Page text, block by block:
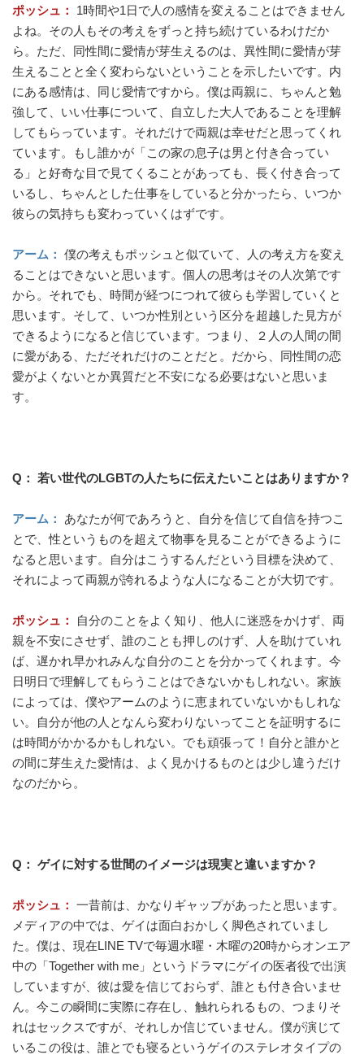
ポッシュ：
1時間や1日で人の感情を変えることはできません
よね。その人もその考えをずっと持ち続けているわけだか
ら。ただ、同性間に愛情が芽生えるのは、異性間に愛情が芽
生えることと全く変わらないということを示したいです。内
にある感情は、同じ愛情ですから。僕は両親に、ちゃんと勉
強して、いい仕事について、自立した大人であることを理解
してもらっています。それだけで両親は幸せだと思ってくれ
ています。もし誰かが「この家の息子は男と付き合ってい
る」と好奇な目で見てくることがあっても、長く付き合って
いるし、ちゃんとした仕事をしていると分かったら、いつか
彼らの気持ちも変わっていくはずです。
アーム： 僕の考えもポッシュと似ていて、人の考え方を変え
ることはできないと思います。個人の思考はその人次第です
から。それでも、時間が経つにつれて彼らも学習していくと
思います。そして、いつか性別という区分を超越した見方が
できるようになると信じています。つまり、２人の人間の間
に愛がある、ただそれだけのことだと。だから、同性間の恋
愛がよくないとか異質だと不安になる必要はないと思いま
す。
Q： 若い世代のLGBTの人たちに伝えたいことはありますか？
アーム：
あなたが何であろうと、自分を信じて自信を持つこ
とで、性というものを超えて物事を見ることができるように
なると思います。自分はこうするんだという目標を決めて、
それによって両親が誇れるような人になることが大切です。
ポッシュ：
自分のことをよく知り、他人に迷惑をかけず、両
親を不安にさせず、誰のことも押しのけず、人を助けていれ
ば、遅かれ早かれみんな自分のことを分かってくれます。今
日明日で理解してもらうことはできないかもしれない。家族
によっては、僕やアームのように恵まれていないかもしれな
い。自分が他の人となんら変わりないってことを証明するに
は時間がかかるかもしれない。でも頑張って！自分と誰かと
の間に芽生えた愛情は、よく見かけるものとは少し違うだけ
なのだから。
Q： ゲイに対する世間のイメージは現実と違いますか？
ポッシュ： 一昔前は、かなりギャップがあったと思います。
メディアの中では、ゲイは面白おかしく脚色されていまし
た。僕は、現在LINE TVで毎週水曜・木曜の20時からオンエア
中の「Together with me」というドラマにゲイの医者役で出演
していますが、彼は愛を信じておらず、誰とも付き合いませ
ん。今この瞬間に実際に存在し、触れられるもの、つまりそ
れはセックスですが、それしか信じていません。僕が演じて
いるこの役は、誰とでも寝るというゲイのステレオタイプの